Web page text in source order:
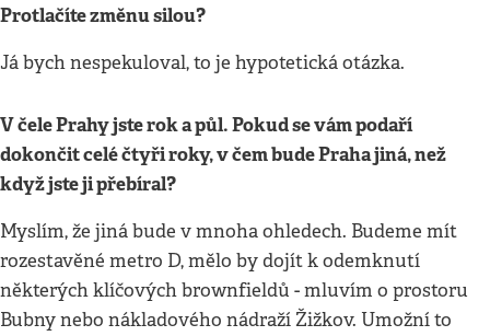
Protlačíte změnu silou?
Já bych nespekuloval, to je hypotetická otázka.
V čele Prahy jste rok a půl. Pokud se vám podaří
dokončit celé čtyři roky, v čem bude Praha jiná, než
když jste ji přebíral?
Myslím, že jiná bude v mnoha ohledech. Budeme mít
rozestavěné metro D, mělo by dojít k odemknutí
některých klíčových brownfieldů - mluvím o prostoru
Bubny nebo nákladového nádraží Žižkov. Umožní to